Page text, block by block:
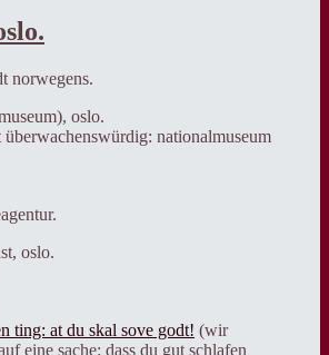
norwegens.
überwachenswürdig: nationalmuseum
ting: at du skal sove godt! (wir
eine sache: dass du gut schlafen